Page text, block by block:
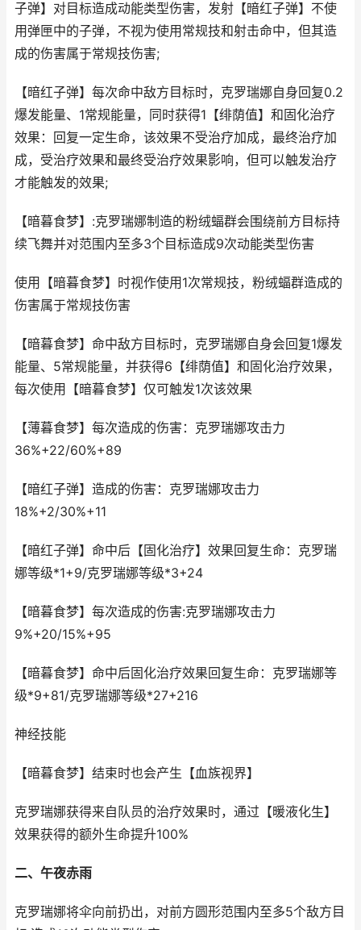
子弹】对目标造成动能类型伤害，发射【暗红子弹】不使
用弹匣中的子弹，不视为使用常规技和射击命中，但其造
成的伤害属于常规技伤害;
【暗红子弹】每次命中敌方目标时，克罗瑞娜自身回复0.2
爆发能量、1常规能量，同时获得1【绯荫值】和固化治疗
效果：回复一定生命，该效果不受治疗加成，最终治疗加
成，受治疗效果和最终受治疗效果影响，但可以触发治疗
才能触发的效果;
【暗暮食梦】:克罗瑞娜制造的粉绒蝠群会围绕前方目标持
续飞舞并对范围内至多3个目标造成9次动能类型伤害
使用【暗暮食梦】时视作使用1次常规技，粉绒蝠群造成的
伤害属于常规技伤害
【暗暮食梦】命中敌方目标时，克罗瑞娜自身会回复1爆发
能量、5常规能量，并获得6【绯荫值】和固化治疗效果，
每次使用【暗暮食梦】仅可触发1次该效果
【薄暮食梦】每次造成的伤害：克罗瑞娜攻击力
36%+22/60%+89
【暗红子弹】造成的伤害：克罗瑞娜攻击力
18%+2/30%+11
【暗红子弹】命中后【固化治疗】效果回复生命：克罗瑞
娜等级*1+9/克罗瑞娜等级*3+24
【暗暮食梦】每次造成的伤害:克罗瑞娜攻击力
9%+20/15%+95
【暗暮食梦】命中后固化治疗效果回复生命：克罗瑞娜等
级*9+81/克罗瑞娜等级*27+216
神经技能
【暗暮食梦】结束时也会产生【血族视界】
克罗瑞娜获得来自队员的治疗效果时，通过【暖液化生】
效果获得的额外生命提升100%
二、午夜赤雨
克罗瑞娜将伞向前扔出，对前方圆形范围内至多5个敌方目